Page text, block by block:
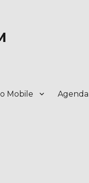
Mobile Agenda